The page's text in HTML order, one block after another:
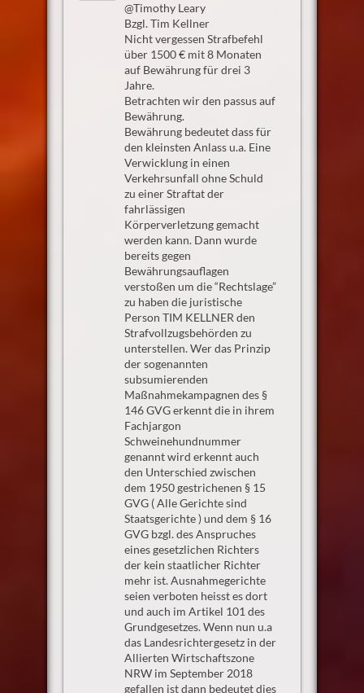
@Timothy Leary
Bzgl. Tim Kellner
Nicht vergessen Strafbefehl
über 1500 € mit 8 Monaten
auf Bewährung für drei 3
Jahre.
Betrachten wir den passus auf
Bewährung.
Bewährung bedeutet dass für
den kleinsten Anlass u.a. Eine
Verwicklung in einen
Verkehrsunfall ohne Schuld
zu einer Straftat der
fahrlässigen
Körperverletzung gemacht
werden kann. Dann wurde
bereits gegen
Bewährungsauflagen
verstoßen um die “Rechtslage”
zu haben die juristische
Person TIM KELLNER den
Strafvollzugsbehörden zu
unterstellen. Wer das Prinzip
der sogenannten
subsumierenden
Maßnahmekampagnen des §
146 GVG erkennt die in ihrem
Fachjargon
Schweinehundnummer
genannt wird erkennt auch
den Unterschied zwischen
dem 1950 gestrichenen § 15
GVG ( Alle Gerichte sind
Staatsgerichte ) und dem § 16
GVG bzgl. des Anspruches
eines gesetzlichen Richters
der kein staatlicher Richter
mehr ist. Ausnahmegerichte
seien verboten heisst es dort
und auch im Artikel 101 des
Grundgesetzes. Wenn nun u.a
das Landesrichtergesetz in der
Allierten Wirtschaftszone
NRW im September 2018
gefallen ist dann bedeutet dies